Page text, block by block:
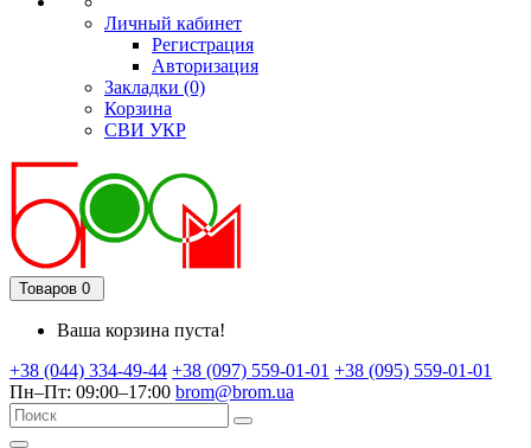
Личный кабинет
Регистрация
Авторизация
Закладки (0)
Корзина
СВИ УКР
Товаров 0
Ваша корзина пуста!
+38 (044) 334-49-44 +38 (097) 559-01-01 +38 (095) 559-01-01
Пн–Пт: 09:00–17:00 brom@brom.ua